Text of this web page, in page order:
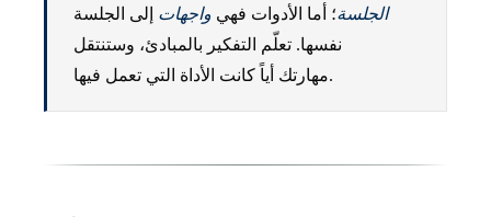
الجلسة؛ أما الأدوات فهي واجهات إلى الجلسة
نفسها. تعلّم التفكير بالمبادئ، وستنتقل
مهارتك أياً كانت الأداة التي تعمل فيها.